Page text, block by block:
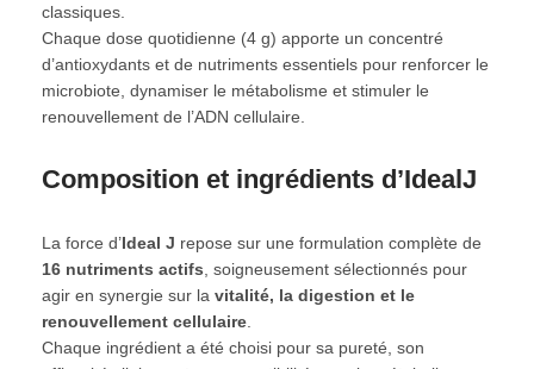
classiques.
Chaque dose quotidienne (4 g) apporte un concentré
d’antioxydants et de nutriments essentiels pour renforcer le
microbiote, dynamiser le métabolisme et stimuler le
renouvellement de l’ADN cellulaire.
Composition et ingrédients d’IdealJ
La force d’Ideal J repose sur une formulation complète de
16 nutriments actifs , soigneusement sélectionnés pour
agir en synergie sur la vitalité, la digestion et le
renouvellement cellulaire
Chaque ingrédient a été choisi pour sa pureté, son